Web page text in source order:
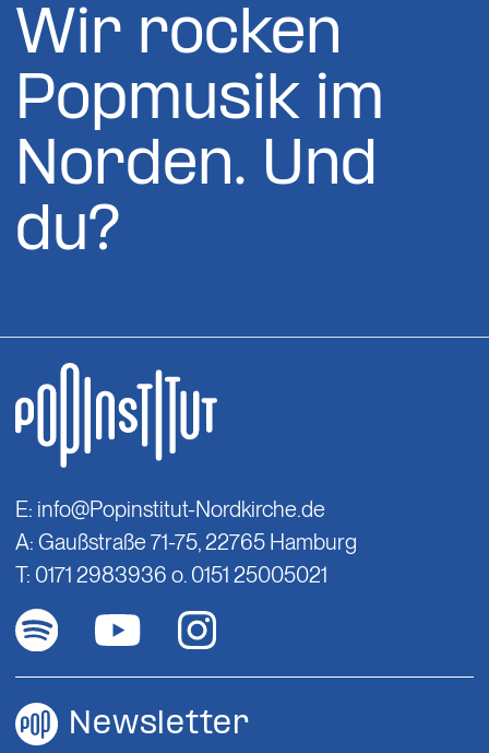
Wir rocken
Popmusik im
Norden. Und
du?
E: info@Popinstitut-Nordkirche.de
A: Gaußstraße 71-75, 22765 Hamburg
T: 0171 2983936 o. 0151 25005021
Newsletter